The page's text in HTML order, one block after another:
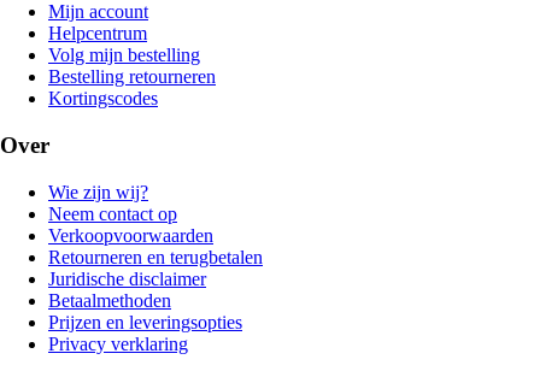
Mijn account
Helpcentrum
Volg mijn bestelling
Bestelling retourneren
Kortingscodes
Over
Wie zijn wij?
Neem contact op
Verkoopvoorwaarden
Retourneren en terugbetalen
Juridische disclaimer
Betaalmethoden
Prijzen en leveringsopties
Privacy verklaring